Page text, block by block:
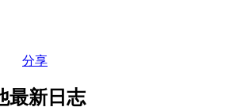
分享
最新日志